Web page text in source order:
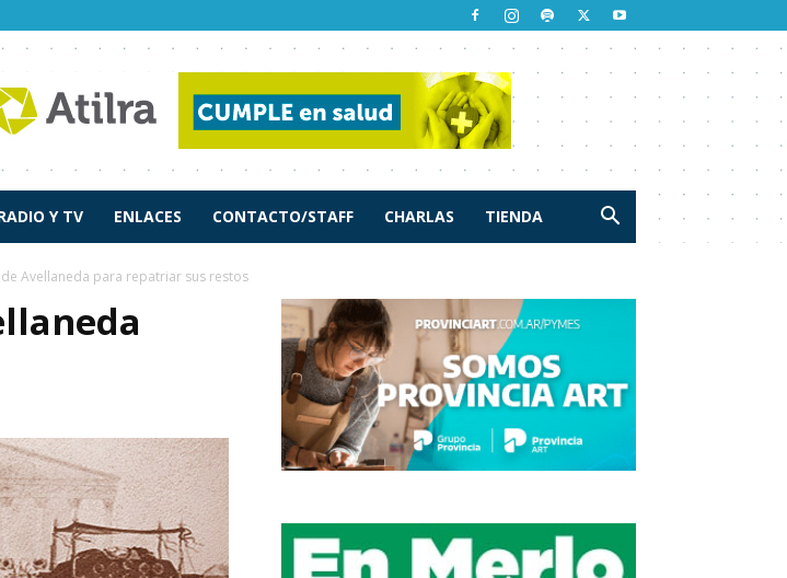
Y TV ENLACES CONTACTO/STAFF CHARLAS TIENDA
Avellaneda para repatriar sus restos